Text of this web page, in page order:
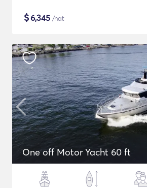
$6,345 /nat
One off Motor Yacht 60 ft